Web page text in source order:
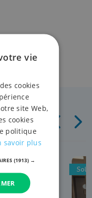
vie
cookies
site Web,
cookies
politique
savoir plus
(1913) →